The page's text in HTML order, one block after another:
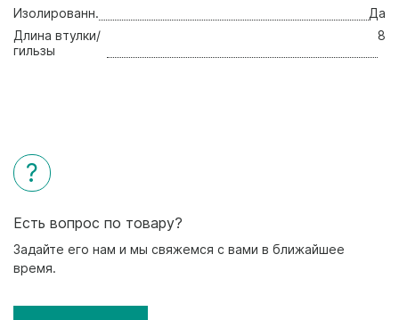
Изолированн.
Да
Длина втулки/
гильзы
8
?
Есть вопрос по товару?
Задайте его нам и мы свяжемся с вами в ближайшее
время.